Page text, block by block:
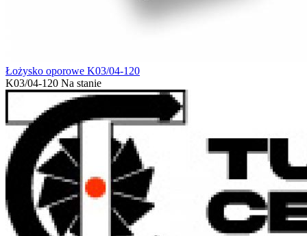
Łożysko oporowe K03/04-120
K03/04-120 Na stanie